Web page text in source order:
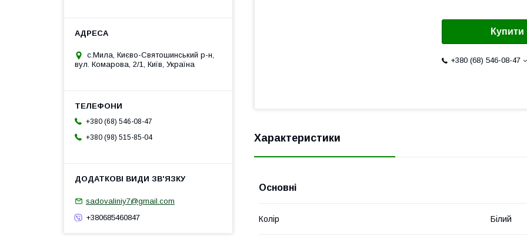
Купити
+380 (68) 546-08-47
Характеристики
Основні
Колір Білий
с.Мила, Києво-Святошинський р-н,
вул. Комарова, 2/1, Київ, Україна
+380 (68) 546-08-47
+380 (98) 515-85-04
sadovaliniy7@gmail.com
+380685460847